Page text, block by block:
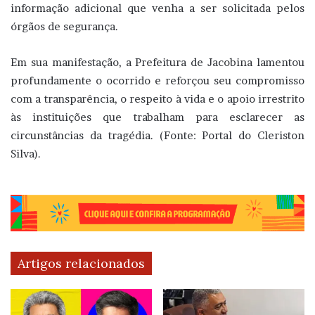
informação adicional que venha a ser solicitada pelos
órgãos de segurança.
Em sua manifestação, a Prefeitura de Jacobina lamentou
profundamente o ocorrido e reforçou seu compromisso
com a transparência, o respeito à vida e o apoio irrestrito
às instituições que trabalham para esclarecer as
circunstâncias da tragédia. (Fonte: Portal do Cleriston
Silva).
Artigos relacionados